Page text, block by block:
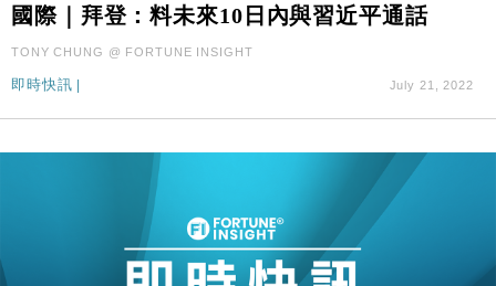
國際｜拜登：料未來10日內與習近平通話
TONY CHUNG @ FORTUNE INSIGHT
即時快訊 July 21, 2022